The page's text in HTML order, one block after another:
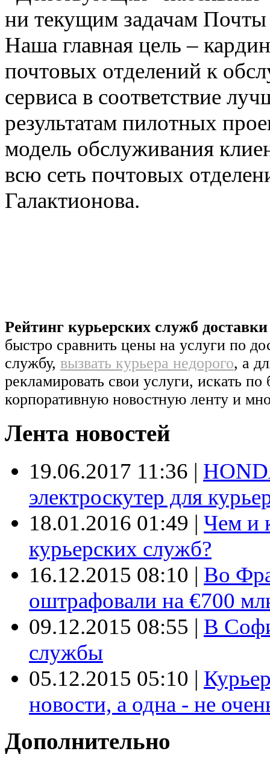
ни текущим задачам
Наша главная цель –
почтовых отделений к
сервиса в соответствие
результатам пилотных
модель обслуживания
всю сеть почтовых
Галактионова.
Рейтинг курьерских служб
быстро сравнить цены на услуги по
службу, вызвать курьера недорого, а
рекламировать свои услуги, искать по
корпоративную новостную ленту и
Лента новостей
19.06.2017 11:36 |
электроскутер для
18.01.2016 01:49 | Чем и
курьерских служб?
16.12.2015 08:10 | Во
оштрафовали на €700
09.12.2015 08:55 | В
службы
05.12.2015 05:10 |
новости, а одна - не
Дополнительно